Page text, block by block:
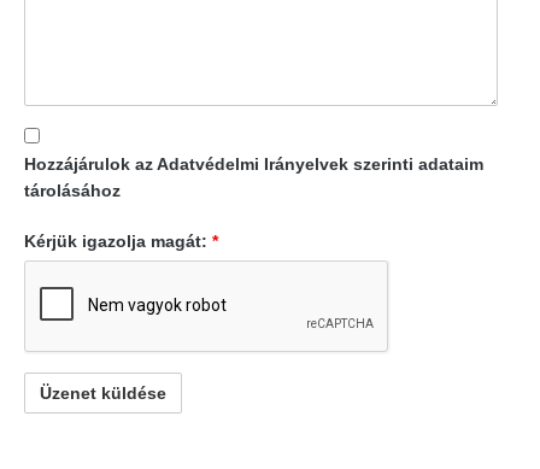
Hozzájárulok az Adatvédelmi Irányelvek szerinti adataim
tárolásához
Kérjük igazolja magát: *